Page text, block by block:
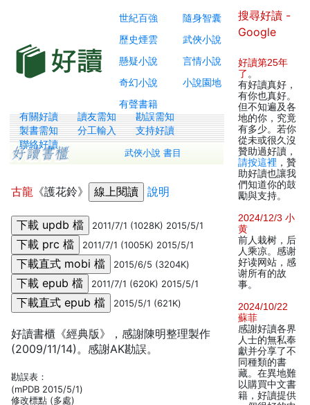
世紀百強
隨身智囊
歷史煙雲
武俠小說
懸疑小說
言情小說
奇幻小說
小說園地
有聲書籍
有關好讀 讀友需知
勘誤需知
製書需知
分工輸入
支持好讀
聯絡好讀
武俠小說 書目
古龍 《護花鈴》 說明
2011/7/1 (1028K) 2015/5/1
2011/7/1 (1005K) 2015/5/1
2015/6/5 (3204K)
2011/7/1 (620K) 2015/5/1
2015/5/1 (621K)
好讀書櫃《經典版》，感謝陳明整理製作
(2009/11/14)。感謝AK勘誤。
勘誤表：
(mPDB 2015/5/1)
修改標點 (多處)
搜尋好讀 -
Google
好讀第25年
了 。
有好讀真好，
有你也真好。
但不知遍及各
地的你，究竟
有多少。若你
從未或很久沒
贊助過好讀，
請按這裡 ，贊
助好讀也讓我
們知道你的鼓
勵與支持。
2024/12/3 小
黄
前人栽树，后
人乘凉。感谢
好读网站，感
谢所有的故
事。
2024/10/22
蘇菲
感謝好讀各界
人士的無私奉
獻并分享了不
同種類的書
藏。在異地難
以購買中文書
籍，好讀提供